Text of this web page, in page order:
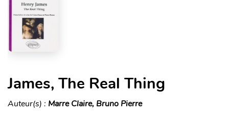
James, The Real Thing
Auteur(s) : Marre Claire, Bruno Pierre